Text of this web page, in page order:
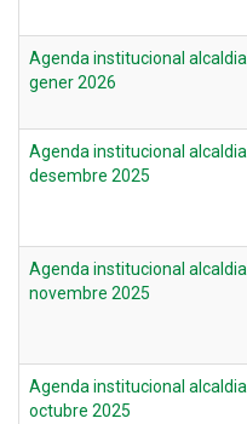
Agenda institucional alcaldia
gener 2026
Agenda institucional alcaldia
desembre 2025
Agenda institucional alcaldia
novembre 2025
Agenda institucional alcaldia
octubre 2025